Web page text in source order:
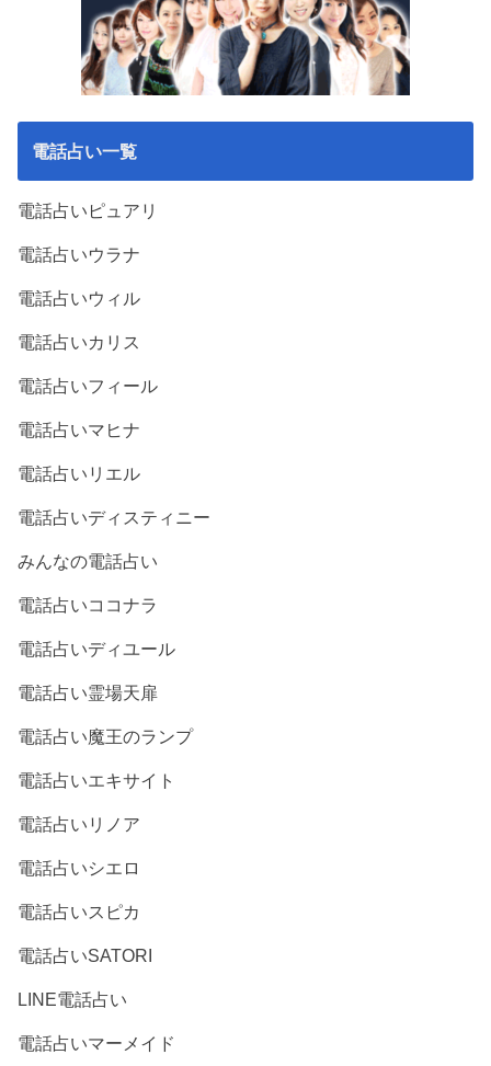
電話占い一覧
電話占いピュアリ
電話占いウラナ
電話占いウィル
電話占いカリス
電話占いフィール
電話占いマヒナ
電話占いリエル
電話占いディスティニー
みんなの電話占い
電話占いココナラ
電話占いディユール
電話占い霊場天扉
電話占い魔王のランプ
電話占いエキサイト
電話占いリノア
電話占いシエロ
電話占いスピカ
電話占いSATORI
LINE電話占い
電話占いマーメイド